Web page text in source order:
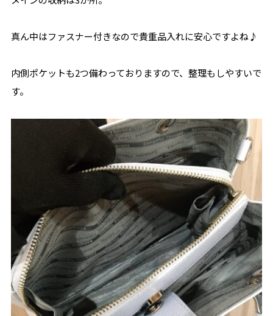
真ん中はファスナー付きなので貴重品入れに安心ですよね♪
内側ポケットも2つ備わっておりますので、整理もしやすいで
す。